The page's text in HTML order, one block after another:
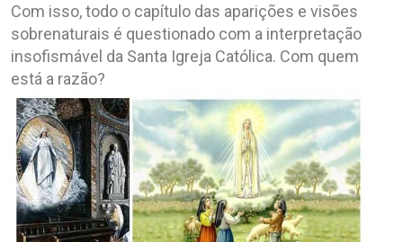
Com isso, todo o capítulo das aparições e visões
sobrenaturais é questionado com a interpretação
insofismável da Santa Igreja Católica. Com quem
está a razão?